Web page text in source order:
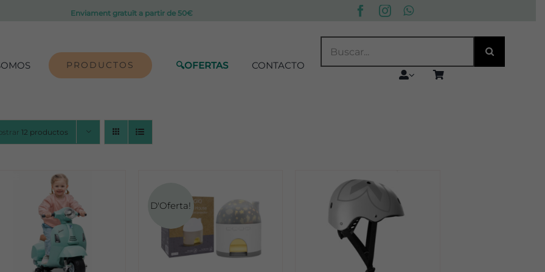
Enviament gratuït a partir de 50€
PRODUCTOS 🔍OFERTAS CONTACTO
12 productos
D'Oferta!
ADD TO CART
DETALLES
ADD TO CART
DETALLES